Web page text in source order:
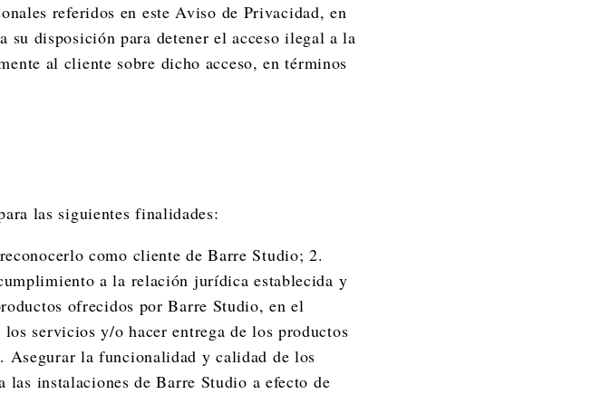
referidos en este Aviso de Privacidad, en
su disposición para detener el acceso ilegal a la
al cliente sobre dicho acceso, en términos
las siguientes finalidades:
como cliente de Barre Studio; 2.
a la relación jurídica establecida y
ofrecidos por Barre Studio, en el
servicios y/o hacer entrega de los productos
Asegurar la funcionalidad y calidad de los
instalaciones de Barre Studio a efecto de